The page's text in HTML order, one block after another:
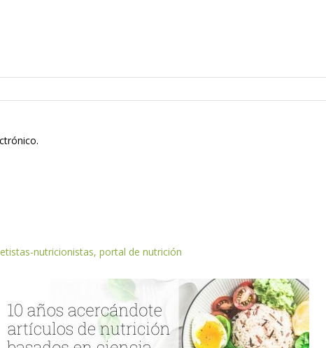
nutricionistas, portal de nutrición